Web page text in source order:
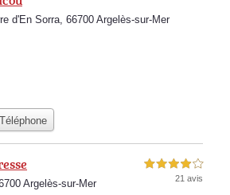
d'En Sorra, 66700 Argelès-sur-Mer
Téléphone
Argelès-sur-Mer
4,0 étoiles sur 5
21 avis